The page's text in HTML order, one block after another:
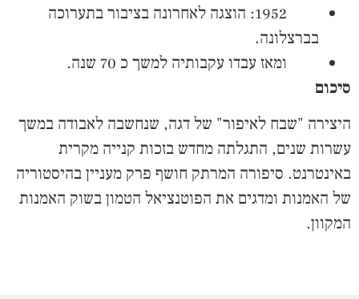
1952: הוצגה לאחרונה בציבור בתערוכה
בברצלונה.
ומאז עבדו עקבותיה למשך כ 70 שנה.
סיכום
היצירה "שבח לאיפור" של דגה, שנחשבה לאבודה במשך
עשרות שנים, התגלתה מחדש בזכות קנייה מקרית
באינטרנט. סיפורה המרתק חושף פרק מעניין בהיסטוריה
של האמנות ומדגים את הפוטנציאל הטמון בשוק האמנות
המקוון.